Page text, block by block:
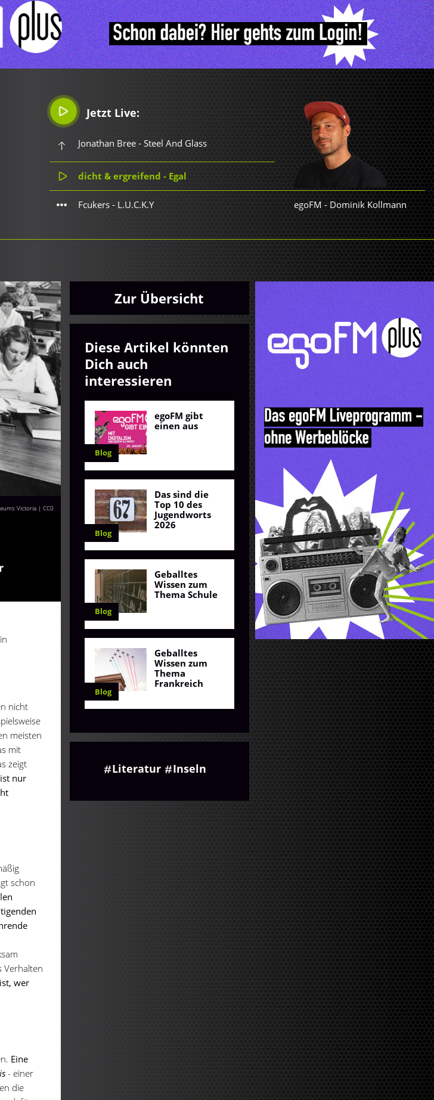
Jetzt Live:
Jonathan Bree - Steel And Glass
dicht & ergreifend - Egal
Fcukers - L.U.C.K.Y egoFM - Dominik Kollmann
Victoria| CC0
nicht
meisten
mit
zeigt
nur
schon
Verhalten
wer
Eine
- einer
die
Zur Übersicht
Diese Artikel könnten
Dich auch
interessieren
Blog
egoFM gibt
einen aus
Blog
Das sind die
Top 10 des
Jugendworts
2026
Blog
Geballtes
Wissen zum
Thema Schule
Blog
Geballtes
Wissen zum
Thema
Frankreich
Literatur Inseln